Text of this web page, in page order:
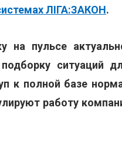
ЛІГА:ЗАКОН.
на пульсе
подборку ситуаций
к полной базе
работу